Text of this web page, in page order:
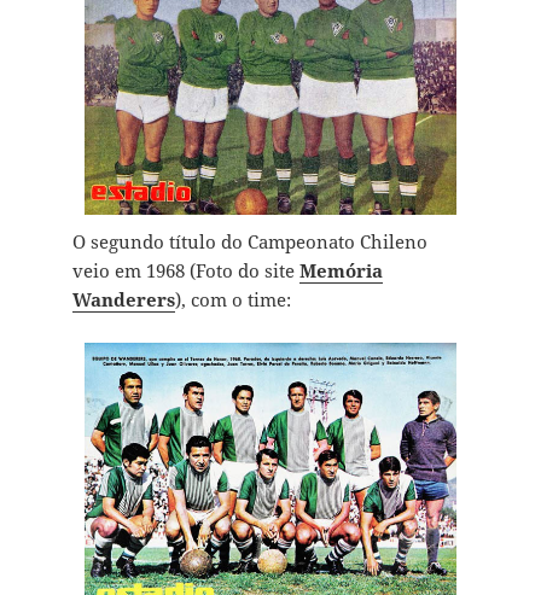
O segundo título do Campeonato Chileno
veio em 1968 (Foto do site Memória
Wanderers), com o time: